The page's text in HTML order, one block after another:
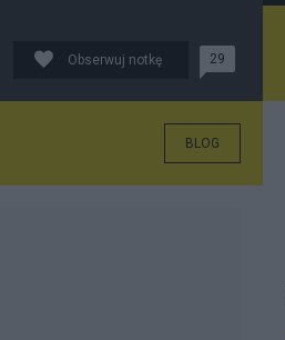
Obserwuj notkę 29
BLOG